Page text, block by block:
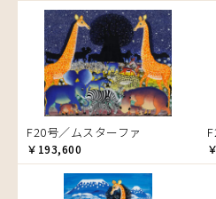
音楽
カエル
かくれんぼ
家族-親子
カシューナッツの木
カップル
カバ
カメ
カメレオン
アバス
アブー
アブダラ
アマニ
アミナータ
アリー
アルバー
イッサ
サンデイビッタ
シャハ
シャバーニ
ジャリブーニ
スフィアー二
ズベリ
スライディ（スライドゥ）
ゼナ
ドサ
ブッシーリ
マトゥカ
マジドゥ
マブサ
マリキータ
マルチナ
マワゾ
マングラ
ミムス
ヤッスィーニ（ヤッスィン）
ヤフィドゥ
ラ行
ラシッド.ムズグノ
ラシディ
ルーカス
ルブニ
レイモンド
ロジャー
F20号／ムスターファ
￥193,600